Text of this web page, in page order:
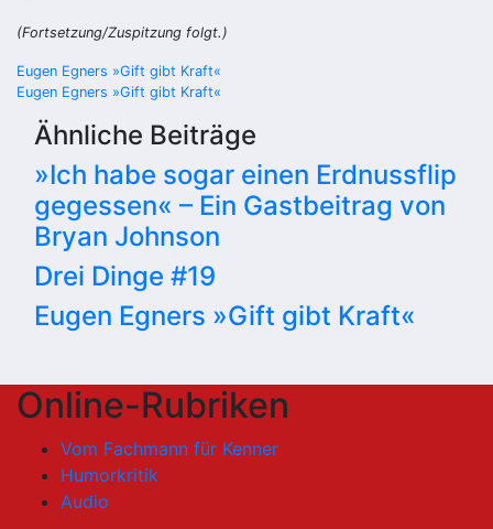
(Fortsetzung/Zuspitzung folgt.)
Beitragsnavigation
Eugen Egners »Gift gibt Kraft«
Eugen Egners »Gift gibt Kraft«
Ähnliche Beiträge
»Ich habe sogar einen Erdnussflip
gegessen« – Ein Gastbeitrag von
Bryan Johnson
Drei Dinge #19
Eugen Egners »Gift gibt Kraft«
Online-Rubriken
Vom Fachmann für Kenner
Humorkritik
Audio